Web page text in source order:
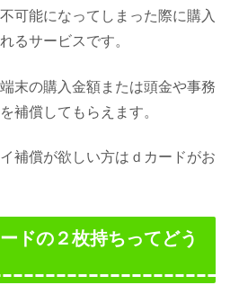
可能になってしまった際に購入
るサービスです。
末の購入金額または頭金や事務
補償してもらえます。
補償が欲しい方はｄカードがお
ドの２枚持ちってどう